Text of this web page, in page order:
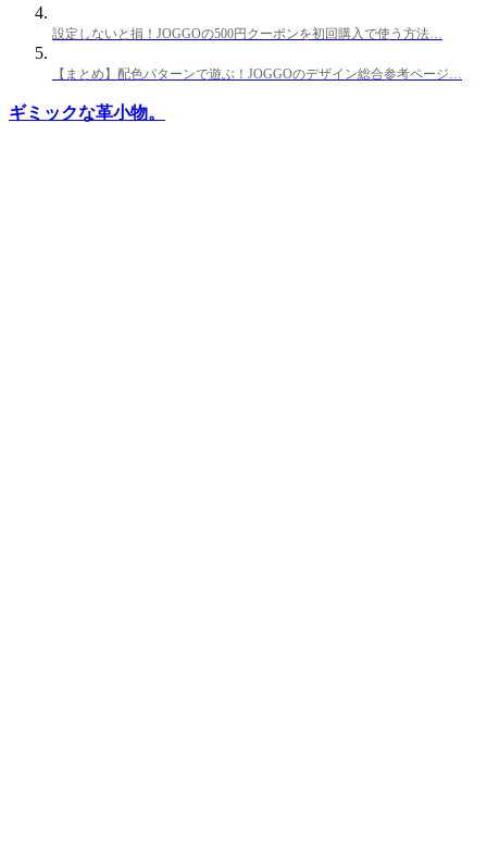
設定しないと損！JOGGOの500円クーポンを初回購入で使う方法…
【まとめ】配色パターンで遊ぶ！JOGGOのデザイン総合参考ページ…
ギミックな革小物。